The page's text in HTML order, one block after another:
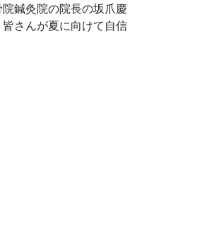
鍼灸院の院長の坂爪慶
さんが夏に向けて自信